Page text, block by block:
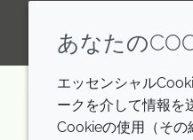
火曜日 24th 3月
あなたの
エッセンシャル
ークを介して情報を
Cookieの使用（その